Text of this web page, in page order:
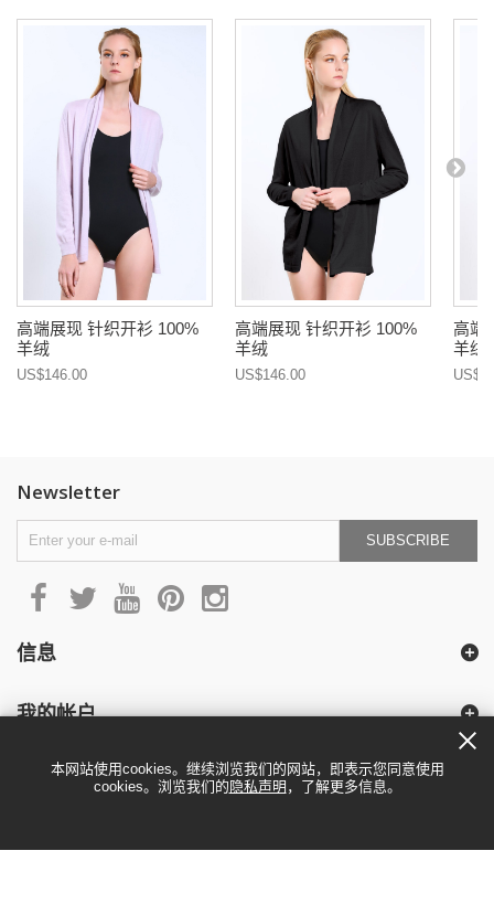
高端展现 针织开衫 100%
羊绒
US$146.00
高端展现 针织开衫 100%
羊绒
US$146.00
高端
羊绒
Newsletter
SUBSCRIBE
信息
我的帐户
本网站使用cookies。继续浏览我们的网站，即表示您同意使用
cookies。浏览我们的 隐私声明 ，了解更多信息。